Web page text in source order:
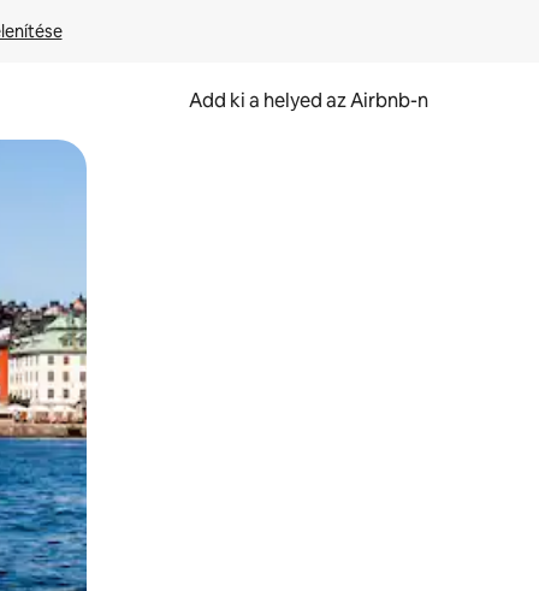
Add ki a helyed az Airbnb-n